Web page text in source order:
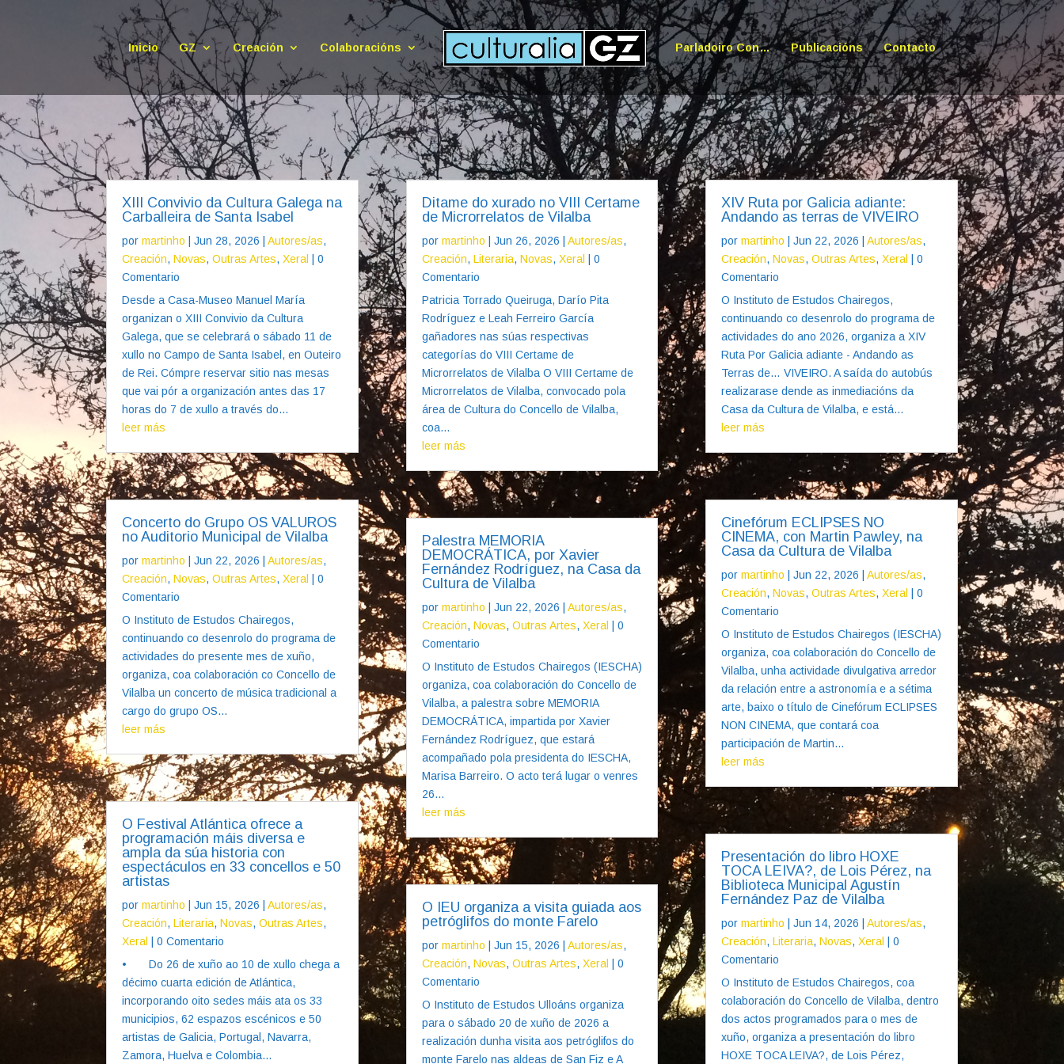
Inicio GZ Creación Colaboracións Parladoiro Con… Publicacións Contacto
XIII Convivio da Cultura Galega na
Carballeira de Santa Isabel
pormartinho |Jun 28, 2026 |Autores/as,
Creación,Novas,Outras Artes,Xeral
| 0
Comentario
Desde a Casa-Museo Manuel María
organizan o XIII Convivio da Cultura
Galega, que se celebrará o sábado 11 de
xullo no Campo de Santa Isabel, en Outeiro
de Rei. Cómpre reservar sitio nas mesas
que vai pór a organización antes das 17
horas do 7 de xullo a través do...
leer más
Concerto do Grupo OS VALUROS
no Auditorio Municipal de Vilalba
pormartinho |Jun 22, 2026 |Autores/as,
Creación,Novas,Outras Artes,Xeral
| 0
Comentario
O Instituto de Estudos Chairegos,
continuando co desenrolo do programa de
actividades do presente mes de xuño,
organiza, coa colaboración co Concello de
Vilalba un concerto de música tradicional a
cargo do grupo OS...
leer más
O Festival Atlántica ofrece a
programación máis diversa e
ampla da súa historia con
espectáculos en 33 concellos e 50
artistas
pormartinho |Jun 15, 2026 |Autores/as,
Creación,Literaria,Novas,Outras Artes,
Xeral
| 0 Comentario
• Do 26 de xuño ao 10 de xullo chega a
décimo cuarta edición de Atlántica,
incorporando oito sedes máis ata os 33
municipios, 62 espazos escénicos e 50
artistas de Galicia, Portugal, Navarra,
Zamora, Huelva e Colombia...
Ditame do xurado no VIII Certame
de Microrrelatos de Vilalba
por martinho Jun 26, 2026 Autores/as,
Creación, Literaria, Novas, Xeral
| 0
Comentario
Patricia Torrado Queiruga, Darío Pita
Rodríguez e Leah Ferreiro García
gañadores nas súas respectivas
categorías do VIII Certame de
Microrrelatos de Vilalba O VIII Certame de
Microrrelatos de Vilalba, convocado pola
área de Cultura do Concello de Vilalba,
coa...
leer más
Palestra MEMORIA
DEMOCRÁTICA, por Xavier
Fernández Rodríguez, na Casa da
Cultura de Vilalba
por martinho Jun 22, 2026 Autores/as,
Creación, Novas, Outras Artes, Xeral
| 0
Comentario
O Instituto de Estudos Chairegos (IESCHA)
organiza, coa colaboración do Concello de
Vilalba, a palestra sobre MEMORIA
DEMOCRÁTICA, impartida por Xavier
Fernández Rodríguez, que estará
acompañado pola presidenta do IESCHA,
Marisa Barreiro. O acto terá lugar o venres
26...
leer más
O IEU organiza a visita guiada aos
petróglifos do monte Farelo
por martinho Jun 15, 2026 Autores/as,
Creación, Novas, Outras Artes, Xeral
| 0
Comentario
O Instituto de Estudos Ulloáns organiza
para o sábado 20 de xuño de 2026 a
realización dunha visita aos petróglifos do
monte Farelo nas aldeas de San Fiz e A
XIV Ruta por Galicia adiante:
Andando as terras de VIVEIRO
por martinho Jun 22, 2026 Autores/as,
Creación, Novas, Outras Artes, Xeral
| 0
Comentario
O Instituto de Estudos Chairegos,
continuando co desenrolo do programa de
actividades do ano 2026, organiza a XIV
Ruta Por Galicia adiante - Andando as
Terras de… VIVEIRO. A saída do autobús
realizarase dende as inmediacións da
Casa da Cultura de Vilalba, e está...
leer más
Cinefórum ECLIPSES NO
CINEMA, con Martin Pawley, na
Casa da Cultura de Vilalba
por martinho Jun 22, 2026 Autores/as,
Creación, Novas, Outras Artes, Xeral
| 0
Comentario
O Instituto de Estudos Chairegos (IESCHA)
organiza, coa colaboración do Concello de
Vilalba, unha actividade divulgativa arredor
da relación entre a astronomía e a sétima
arte, baixo o título de Cinefórum ECLIPSES
NON CINEMA, que contará coa
participación de Martin...
leer más
Presentación do libro HOXE
TOCA LEIVA?, de Lois Pérez, na
Biblioteca Municipal Agustín
Fernández Paz de Vilalba
por martinho Jun 14, 2026 Autores/as,
Creación, Literaria, Novas, Xeral
| 0
Comentario
O Instituto de Estudos Chairegos, coa
colaboración do Concello de Vilalba, dentro
dos actos programados para o mes de
xuño, organiza a presentación do libro
HOXE TOCA LEIVA?, de Lois Pérez,